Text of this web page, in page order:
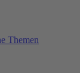
Themen